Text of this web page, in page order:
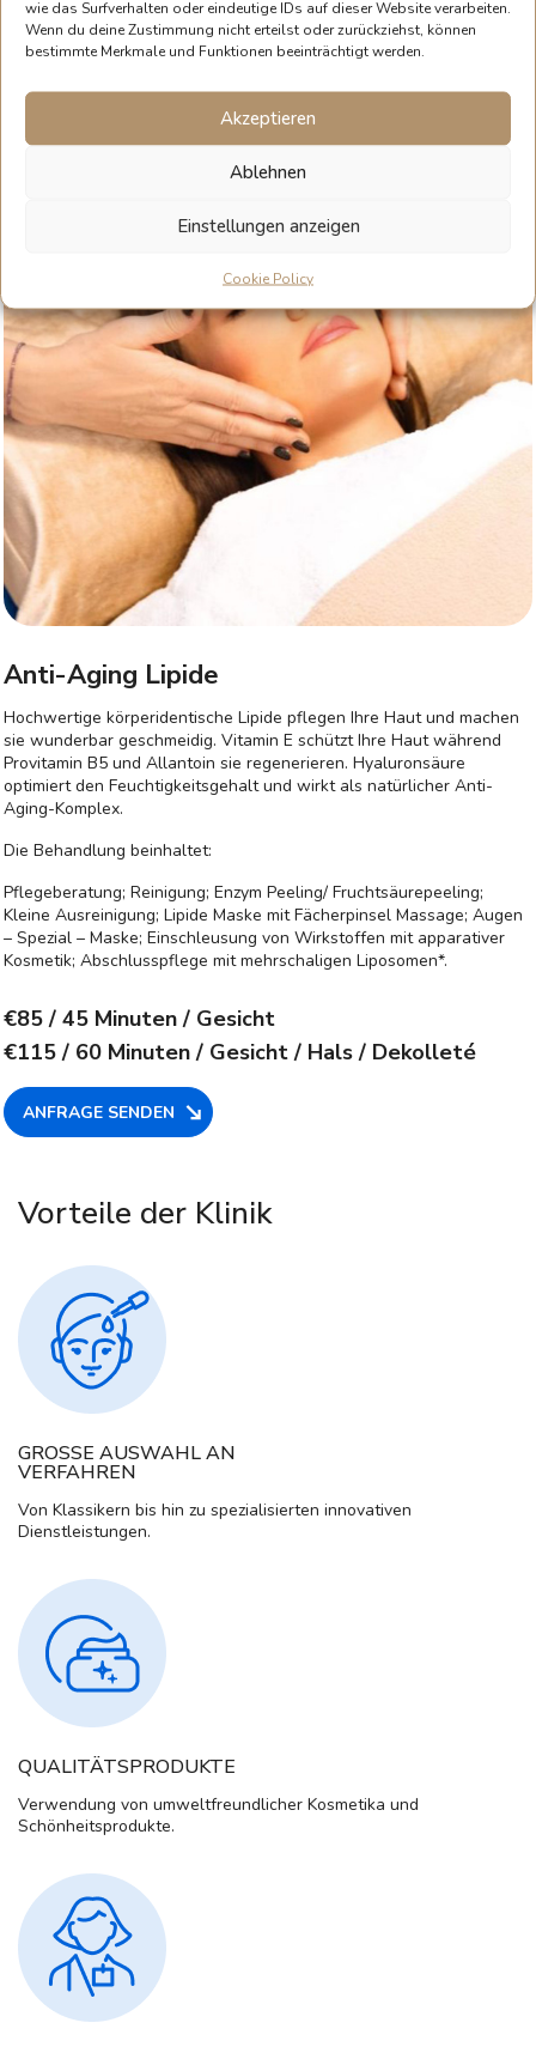
wie das Surfverhalten oder eindeutige IDs auf dieser Website verarbeiten.
Wenn du deine Zustimmung nicht erteilst oder zurückziehst, können
bestimmte Merkmale und Funktionen beeinträchtigt werden.
Akzeptieren
Ablehnen
Einstellungen anzeigen
Cookie Policy
Anti-Aging Lipide
Hochwertige körperidentische Lipide pflegen Ihre Haut und machen
sie wunderbar geschmeidig. Vitamin E schützt Ihre Haut während
Provitamin B5 und Allantoin sie regenerieren. Hyaluronsäure
optimiert den Feuchtigkeitsgehalt und wirkt als natürlicher Anti-
Aging-Komplex.
Die Behandlung beinhaltet:
Pflegeberatung; Reinigung; Enzym Peeling/ Fruchtsäurepeeling;
Kleine Ausreinigung; Lipide Maske mit Fächerpinsel Massage; Augen
– Spezial – Maske; Einschleusung von Wirkstoffen mit apparativer
Kosmetik; Abschlusspflege mit mehrschaligen Liposomen*.
€85/ 45 Minuten / Gesicht
€115/ 60 Minuten / Gesicht / Hals / Dekolleté
ANFRAGE SENDEN
Vorteile der Klinik
GROSSE AUSWAHL AN
VERFAHREN
Von Klassikern bis hin zu spezialisierten innovativen
Dienstleistungen.
QUALITÄTSPRODUKTE
Verwendung von umweltfreundlicher Kosmetika und
Schönheitsprodukte.